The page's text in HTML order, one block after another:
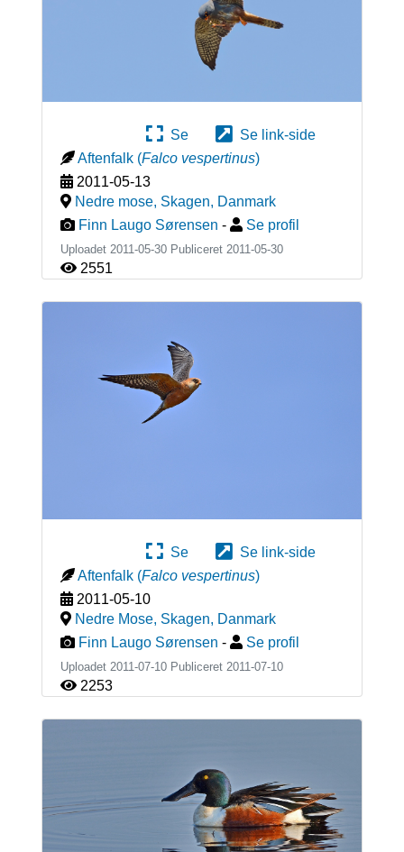
Se
Se link-side
Aftenfalk (Falco vespertinus)
2011-05-13
Nedre mose, Skagen, Danmark
Finn Laugo Sørensen - Se profil
Uploadet 2011-05-30 Publiceret 2011-05-30
2551
Se
Se link-side
Aftenfalk (Falco vespertinus)
2011-05-10
Nedre Mose, Skagen, Danmark
Finn Laugo Sørensen - Se profil
Uploadet 2011-07-10 Publiceret 2011-07-10
2253